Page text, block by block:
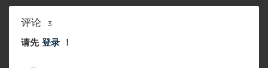
ess 60GB
评论 3
请先 登录 ！